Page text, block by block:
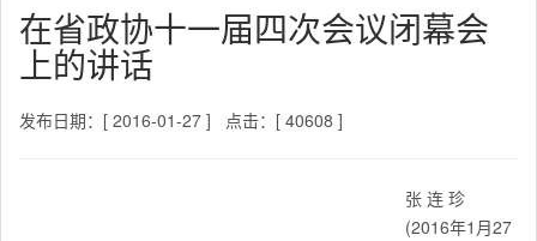
在省政协十一届四次会议闭幕会
上的讲话
发布日期：[ 2016-01-27 ] 点击：[ 40608 ]
张 连 珍
(2016年1月27